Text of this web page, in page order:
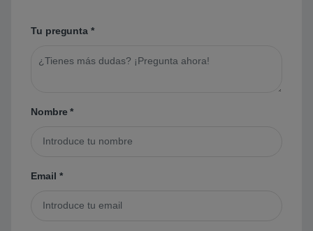
Tu pregunta *
Nombre*
Email *